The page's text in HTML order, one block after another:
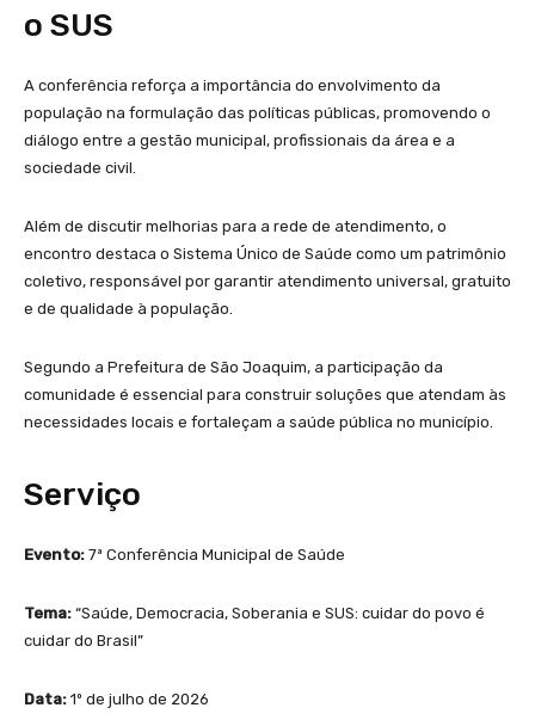
o SUS
A conferência reforça a importância do envolvimento da
população na formulação das políticas públicas, promovendo o
diálogo entre a gestão municipal, profissionais da área e a
sociedade civil.
Além de discutir melhorias para a rede de atendimento, o
encontro destaca o Sistema Único de Saúde como um patrimônio
coletivo, responsável por garantir atendimento universal, gratuito
e de qualidade à população.
Segundo a Prefeitura de São Joaquim, a participação da
comunidade é essencial para construir soluções que atendam às
necessidades locais e fortaleçam a saúde pública no município.
Serviço
Evento: 7ª Conferência Municipal de Saúde
Tema: “Saúde, Democracia, Soberania e SUS: cuidar do povo é
cuidar do Brasil”
Data: 1º de julho de 2026